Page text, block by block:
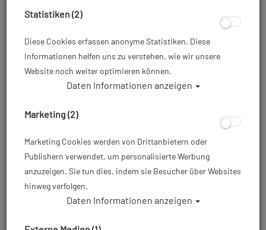
Statistiken (2)
Diese Cookies erfassen anonyme Statistiken. Diese
Informationen helfen uns zu verstehen, wie wir unsere
Website noch weiter optimieren können.
Daten Informationen anzeigen
Marketing (2)
Marketing Cookies werden von Drittanbietern oder
Publishern verwendet, um personalisierte Werbung
anzuzeigen. Sie tun dies, indem sie Besucher über Websites
hinweg verfolgen.
Daten Informationen anzeigen